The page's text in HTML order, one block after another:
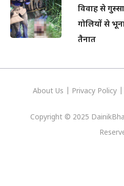
विवाह से
गोलियों से
तैनात
About Us Privacy Policy
Copyright © 2025